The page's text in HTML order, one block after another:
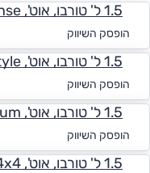
1.5 ל' טורבו, אוט', Intense
הופסק השיווק
1.5 ל' טורבו, אוט', Instyle
הופסק השיווק
1.5 ל' טורבו, אוט', Premium
הופסק השיווק
1.5 ל' טורבו, אוט', Elite, 4x4